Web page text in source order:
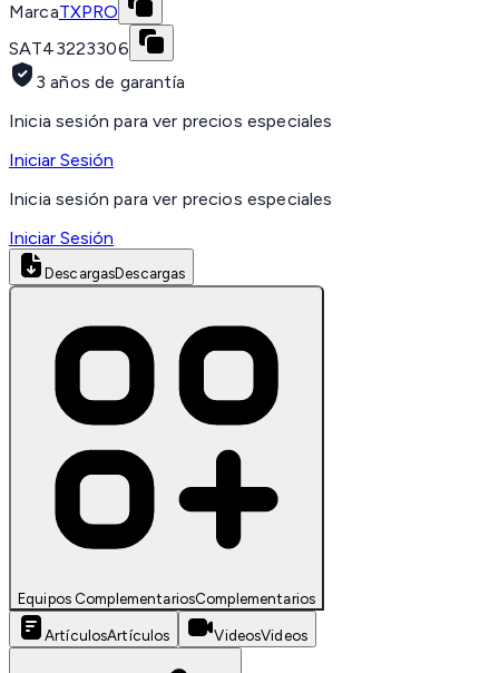
MarcaTXPRO
SAT43223306
3 años de garantía
Inicia sesión para ver precios especiales
Iniciar Sesión
Inicia sesión para ver precios especiales
Iniciar Sesión
DescargasDescargas
Equipos ComplementariosComplementarios
ArtículosArtículos VideosVideos